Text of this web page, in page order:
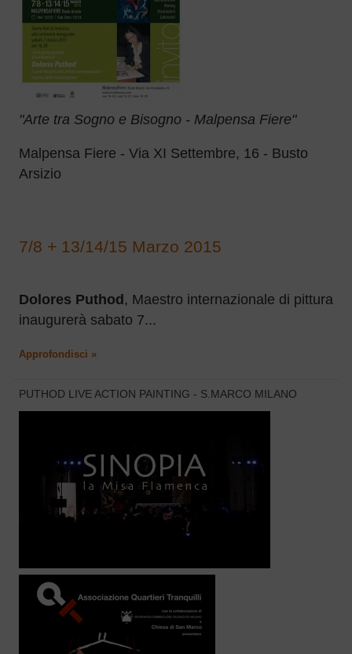
"Arte tra Sogno e Bisogno - Malpensa Fiere"
Malpensa Fiere - Via XI Settembre, 16 - Busto
Arsizio
7/8 + 13/14/15 Marzo 2015
Dolores Puthod, Maestro internazionale di pittura
inaugurerà sabato 7...
Approfondisci »
PUTHOD LIVE ACTION PAINTING - S.MARCO MILANO